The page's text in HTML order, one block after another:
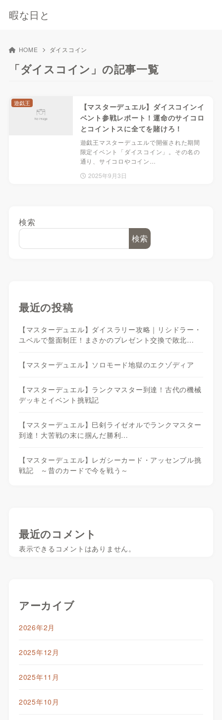
暇な日と
HOME ダイスコイン
「ダイスコイン」の記事一覧
【マスターデュエル】ダイスコインイ
ベント参戦レポート！運命のサイコロ
とコイントスに全てを賭けろ！
遊戯王マスターデュエルで開催された期間
限定イベント「ダイスコイン」。その名の
通り、サイコロやコイン…
2025年9月3日
遊戯王
検索
検索
最近の投稿
【マスターデュエル】ダイスラリー攻略｜リシドラー・
ユベルで盤面制圧！まさかのプレゼント交換で敗北…
【マスターデュエル】ソロモード地獄のエクゾディア
【マスターデュエル】ランクマスター到達！古代の機械
デッキとイベント挑戦記
【マスターデュエル】巳剣ライゼオルでランクマスター
到達！大苦戦の末に掴んだ勝利…
【マスターデュエル】レガシーカード・アッセンブル挑
戦記 ～昔のカードで今を戦う～
最近のコメント
表示できるコメントはありません。
アーカイブ
2026年2月
2025年12月
2025年11月
2025年10月